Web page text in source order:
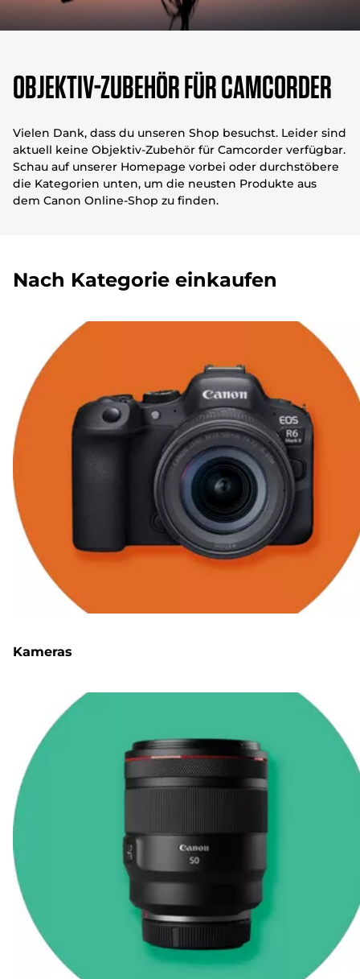
Objektiv-Zubehör für Camcorder
Vielen Dank, dass du unseren Shop besuchst. Leider sind
aktuell keine Objektiv-Zubehör für Camcorder verfügbar.
Schau auf unserer Homepage vorbei oder durchstöbere
die Kategorien unten, um die neusten Produkte aus
dem Canon Online-Shop zu finden.
Nach Kategorie einkaufen
Kameras